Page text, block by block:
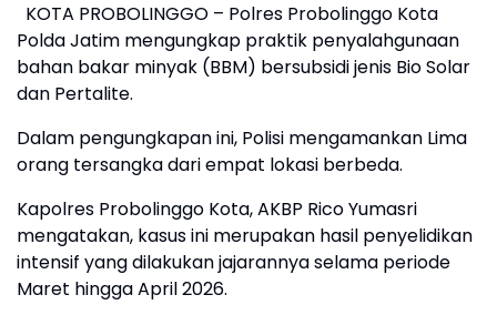
KOTA PROBOLINGGO – Polres Probolinggo Kota
Polda Jatim mengungkap praktik penyalahgunaan
bahan bakar minyak (BBM) bersubsidi jenis Bio Solar
dan Pertalite.
Dalam pengungkapan ini, Polisi mengamankan Lima
orang tersangka dari empat lokasi berbeda.
Kapolres Probolinggo Kota, AKBP Rico Yumasri
mengatakan, kasus ini merupakan hasil penyelidikan
intensif yang dilakukan jajarannya selama periode
Maret hingga April 2026.